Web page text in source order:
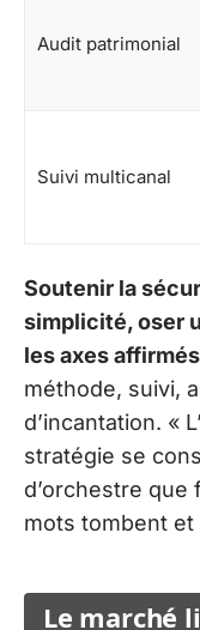
Audit patrimonial
Suivi multicanal
Soutenir la
simplicité, oser
les axes
méthode, suivi,
d’incantation. «
stratégie se
d’orchestre que
mots tombent
Le marché